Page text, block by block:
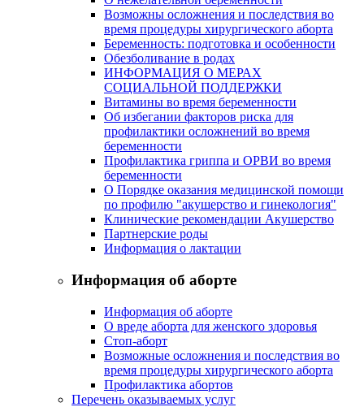
Возможны осложнения и последствия во
время процедуры хирургического аборта
Беременность: подготовка и особенности
Обезболивание в родах
ИНФОРМАЦИЯ О МЕРАХ
СОЦИАЛЬНОЙ ПОДДЕРЖКИ
Витамины во время беременности
Об избегании факторов риска для
профилактики осложнений во время
беременности
Профилактика гриппа и ОРВИ во время
беременности
О Порядке оказания медицинской помощи
по профилю "акушерство и гинекология"
Клинические рекомендации Акушерство
Партнерские роды
Информация о лактации
Информация об аборте
Информация об аборте
О вреде аборта для женского здоровья
Стоп-аборт
Возможные осложнения и последствия во
время процедуры хирургического аборта
Профилактика абортов
Перечень оказываемых услуг